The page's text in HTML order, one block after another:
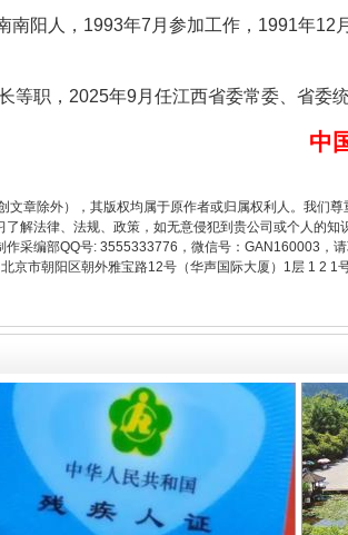
阳人，1993年7月参加工作，1991年12
职，2025年9月任江西省委常委、省委统
中
文章除外），其版权均属于原作者或归属权利人。我们
解法律、法规、政策，如无意侵犯到贵公司或个人的
采编部QQ号: 3555333776，微信号：GAN160003，
市朝阳区朝外雅宝路12号（华声国际大厦）1层 1 2 1
事关残疾人未来5年